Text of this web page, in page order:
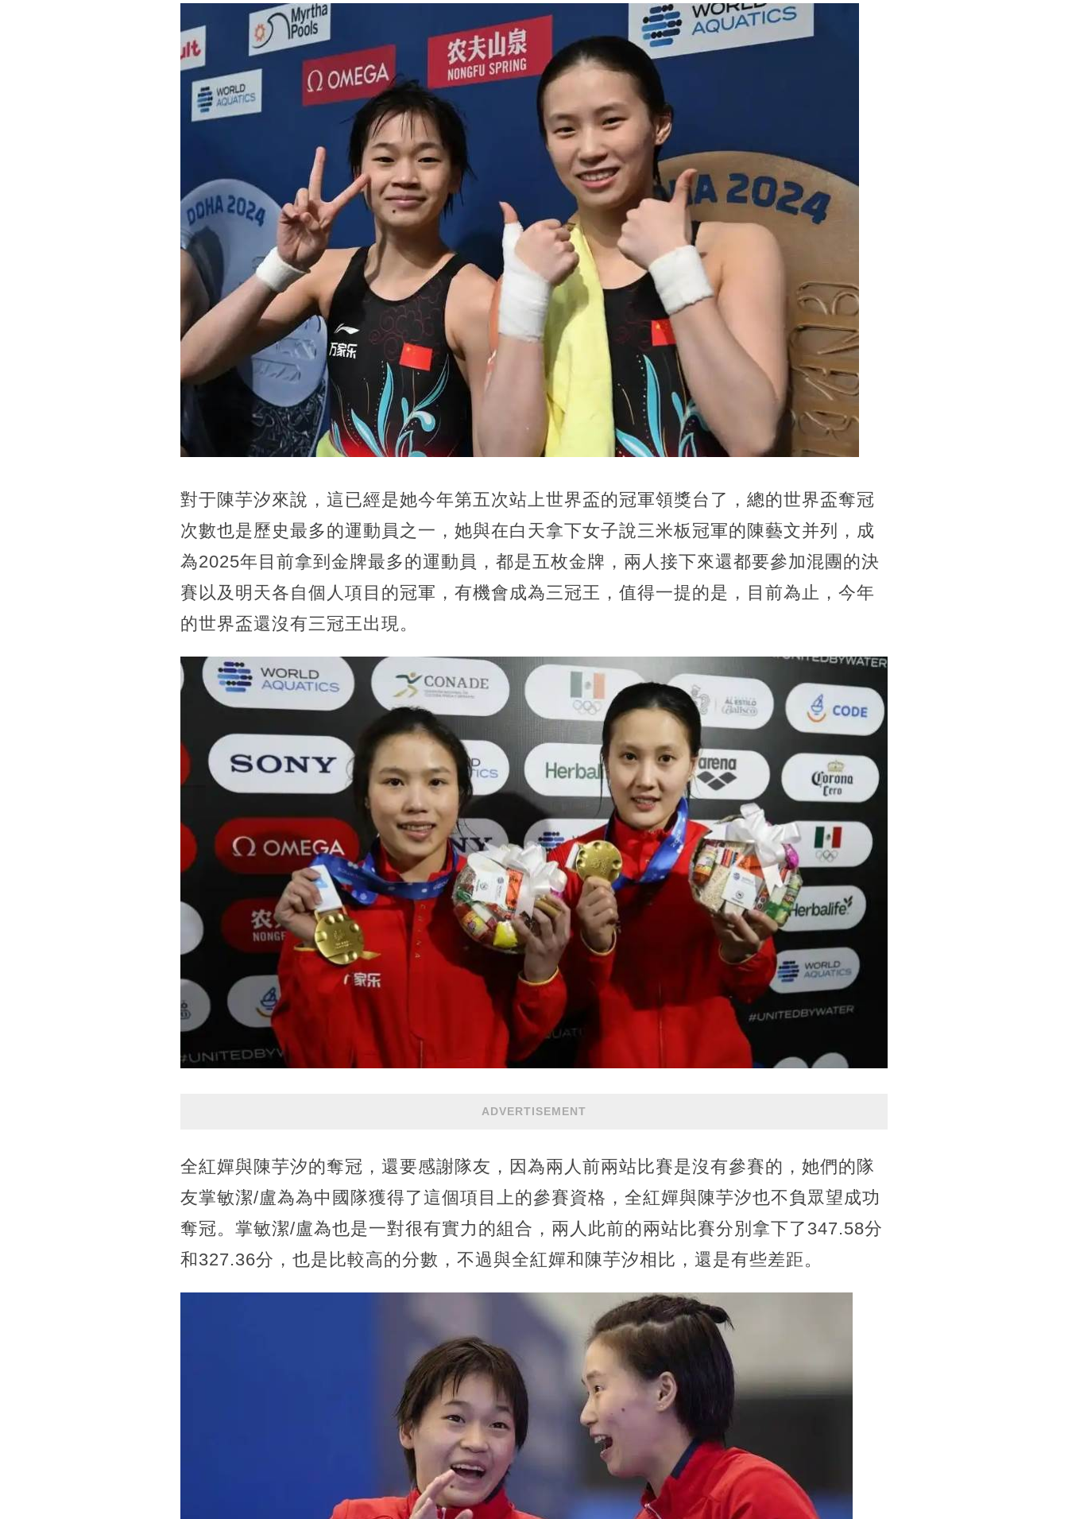
對于陳芋汐來說，這已經是她今年第五次站上世界盃的冠軍領獎台了，總的世界盃奪冠
次數也是歷史最多的運動員之一，她與在白天拿下女子說三米板冠軍的陳藝文并列，成
為2025年目前拿到金牌最多的運動員，都是五枚金牌，兩人接下來還都要參加混團的決
賽以及明天各自個人項目的冠軍，有機會成為三冠王，值得一提的是，目前為止，今年
的世界盃還沒有三冠王出現。
ADVERTISEMENT
全紅嬋與陳芋汐的奪冠，還要感謝隊友，因為兩人前兩站比賽是沒有參賽的，她們的隊
友掌敏潔/盧為為中國隊獲得了這個項目上的參賽資格，全紅嬋與陳芋汐也不負眾望成功
奪冠。掌敏潔/盧為也是一對很有實力的組合，兩人此前的兩站比賽分別拿下了347.58分
和327.36分，也是比較高的分數，不過與全紅嬋和陳芋汐相比，還是有些差距。